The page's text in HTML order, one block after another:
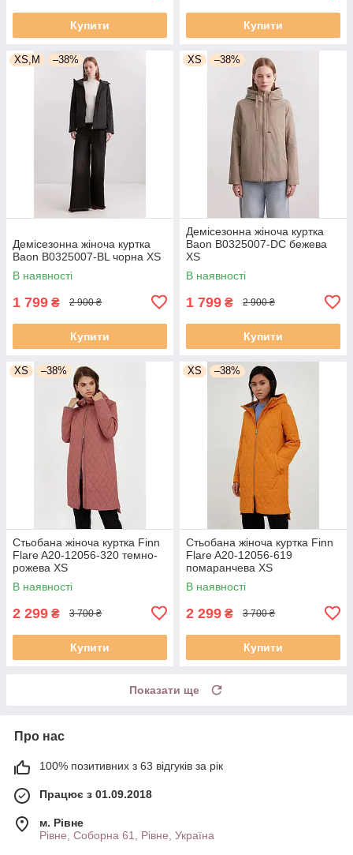
Купити Купити
XS,M –38%
Демісезонна жіноча куртка
Baon B0325007-BL чорна XS
В наявності
1 799 ₴ 2 900 ₴
Купити
XS –38%
Демісезонна жіноча куртка
Baon B0325007-DC бежева
XS
В наявності
1 799 ₴ 2 900 ₴
Купити
XS –38%
Стьобана жіноча куртка Finn
Flare A20-12056-320 темно-
рожева XS
В наявності
2 299 ₴ 3 700 ₴
Купити
XS –38%
Стьобана жіноча куртка Finn
Flare A20-12056-619
помаранчева XS
В наявності
2 299 ₴ 3 700 ₴
Купити
Показати ще
Про нас
100% позитивних з 63 відгуків за рік
Працює з 01.09.2018
м. Рівне
Рівне, Соборна 61, Рівне, Україна